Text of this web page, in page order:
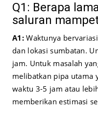
Q1: Berapa
saluran
A1:Waktunya
dan lokasi sumbatan.
jam. Untuk masalah
melibatkan pipa utama
waktu 3-5 jam atau
memberikan estimasi